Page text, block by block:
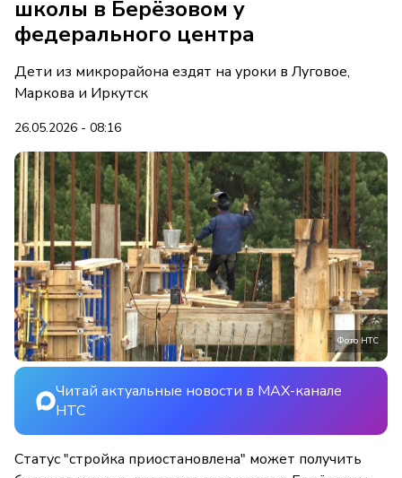
школы в Берёзовом у
федерального центра
Дети из микрорайона ездят на уроки в Луговое,
Маркова и Иркутск
26.05.2026 - 08:16
Фото НТС
Читай актуальные новости в MAX-канале
НТС
Статус "стройка приостановлена" может получить